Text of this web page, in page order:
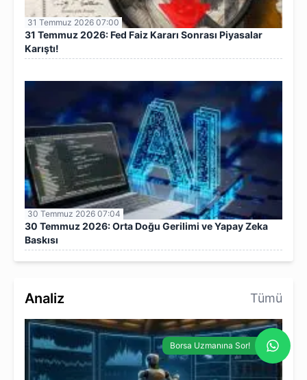
31 Temmuz 2026 07:00
31 Temmuz 2026: Fed Faiz Kararı Sonrası Piyasalar
Karıştı!
30 Temmuz 2026 07:04
30 Temmuz 2026: Orta Doğu Gerilimi ve Yapay Zeka
Baskısı
Analiz Tümü
Borsa Uzmanına Sor!